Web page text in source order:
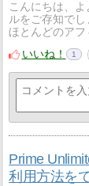
こんにちは、
ルをご存知で
ほとんどのア
いいね！
1
Prime
利用方法を